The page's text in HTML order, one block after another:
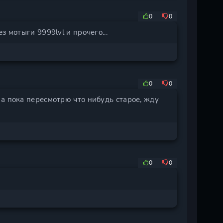
0 0
мотыги 9999lvl и прочего...
0 0
пока пересмотрю что нибудь старое, жду
0 0